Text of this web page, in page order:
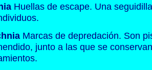
Huellas de escape. Una
Marcas de depredación. Son
junto a las que se